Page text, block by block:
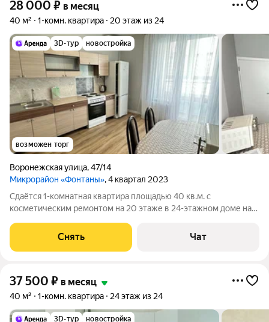
28 000 ₽ в месяц
40 м² 1-комн. квартира 20 этаж из 24
3D-тур новостройка
возможен торг
Воронежская улица,47/14
Микрорайон «Фонтаны», 4 квартал 2023
Сдаётся 1-комнатная квартира площадью 40 кв.м. с
косметическим ремонтом на 20 этаже в 24-этажном доме на
Стиральная машина Холодильник Кондиционер
Микроволновка Дом - монолитный, окна
Снять Чат
37 500 ₽ в месяц
40 м² 1-комн. квартира 24 этаж из 24
3D-тур новостройка